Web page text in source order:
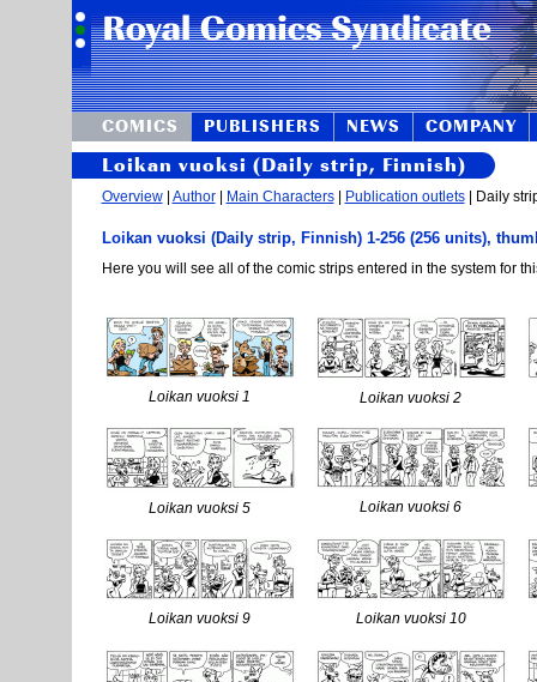
COMICS PUBLISHERS NEWS COMPANY
Loikan vuoksi (Daily strip, Finnish)
Overview| Author| Main Characters| Publication outlets| Daily
Loikan vuoksi (Daily strip, Finnish) 1-256 (256 units),
Here you will see all of the comic strips entered in the system for
Loikan vuoksi 1 Loikan vuoksi 2
Loikan vuoksi 5 Loikan vuoksi 6
Loikan vuoksi 9 Loikan vuoksi 10